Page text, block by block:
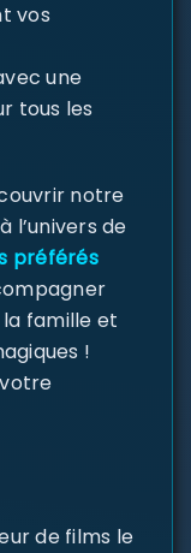
vos
une
tous les
notre
l’univers de
préférés
famille et
!
de films le